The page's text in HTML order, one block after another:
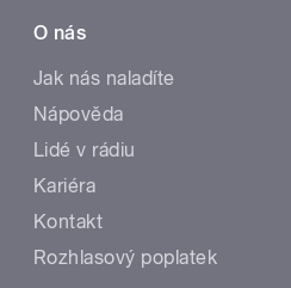
O nás
Jak nás naladíte
Nápověda
Lidé v rádiu
Kariéra
Kontakt
Rozhlasový poplatek